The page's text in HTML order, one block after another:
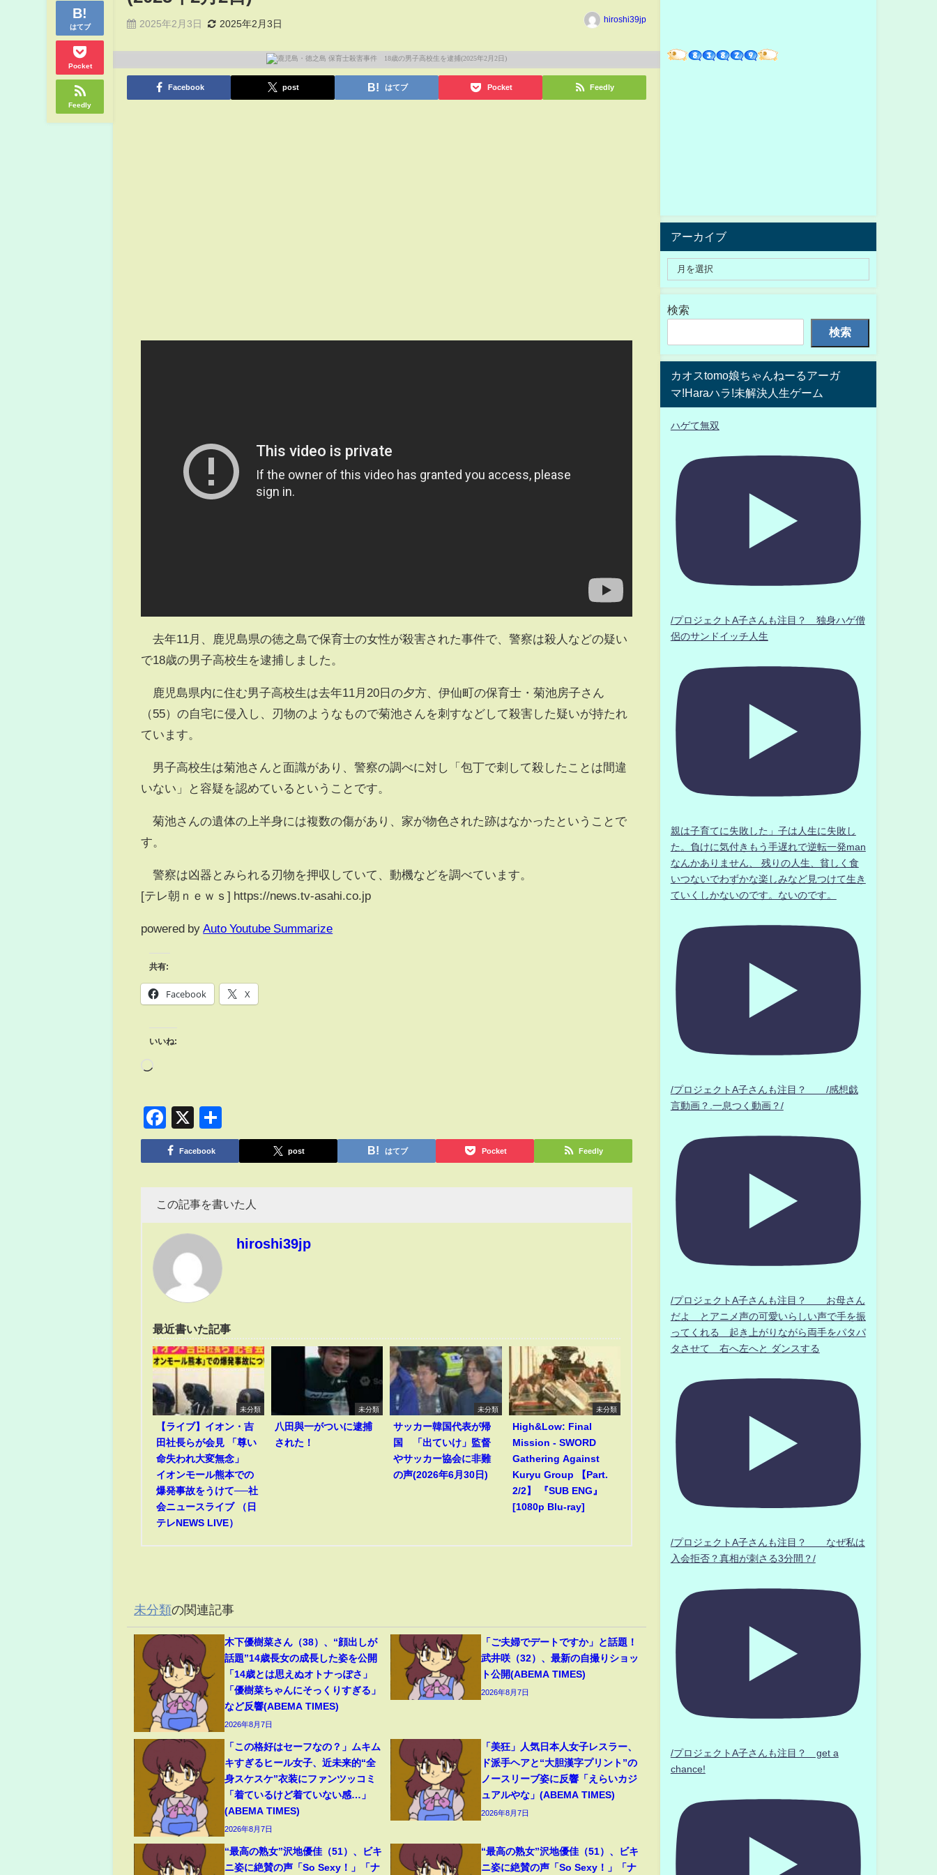
はてブ
Pocket
Feedly
2025年2月3日 2025年2月3日 hiroshi39jp
Facebook post はてブ Pocket Feedly
去年11月、鹿児島県の徳之島で保育士の女性が殺害された事件で、警察は殺人などの疑い
で18歳の男子高校生を逮捕しました。
鹿児島県内に住む男子高校生は去年11月20日の夕方、伊仙町の保育士・菊池房子さん
（55）の自宅に侵入し、刃物のようなもので菊池さんを刺すなどして殺害した疑いが持たれ
ています。
男子高校生は菊池さんと面識があり、警察の調べに対し「包丁で刺して殺したことは間違
いない」と容疑を認めているということです。
菊池さんの遺体の上半身には複数の傷があり、家が物色された跡はなかったということで
す。
警察は凶器とみられる刃物を押収していて、動機などを調べています。
[テレ朝ｎｅｗｓ] https://news.tv-asahi.co.jp
powered by Auto Youtube Summarize
共有:
Facebook X
いいね:
Facebook
X
有
Facebook post はてブ Pocket Feedly
この記事を書いた人
hiroshi39jp
最近書いた記事
未分類
【ライブ】イオン・吉
田社長らが会見 「尊い
命失われ大変無念」
イオンモール熊本での
爆発事故をうけて──社
会ニュースライブ （日
テレNEWS LIVE）
未分類
八田與一がついに逮捕
された！
未分類
サッカー韓国代表が帰
国 「出ていけ」監督
やサッカー協会に非難
の声(2026年6月30日)
未分類
High&Low: Final
Mission - SWORD
Gathering Against
Kuryu Group 【Part.
2/2】 『SUB ENG』
[1080p Blu-ray]
未分類の関連記事
木下優樹菜さん（38）、“顔出しが
話題”14歳長女の成長した姿を公開
「14歳とは思えぬオトナっぽさ」
「優樹菜ちゃんにそっくりすぎる」
など反響(ABEMA TIMES)
2026年8月7日
「ご夫婦でデートですか」と話題！
武井咲（32）、最新の自撮りショッ
ト公開(ABEMA TIMES)
2026年8月7日
「この格好はセーフなの？」ムキム
キすぎるヒール女子、近未来的“全
身スケスケ”衣装にファンツッコミ
「着ているけど着ていない感…」
(ABEMA TIMES)
2026年8月7日
「美狂」人気日本人女子レスラー、
ド派手ヘアと“大胆漢字プリント”の
ノースリーブ姿に反響「えらいカジ
ュアルやな」(ABEMA TIMES)
2026年8月7日
“最高の熟女”沢地優佳（51）、ビキ
ニ姿に絶賛の声「So Sexy！」「ナ
“最高の熟女”沢地優佳（51）、ビキ
ニ姿に絶賛の声「So Sexy！」「ナ
アーカイブ
検索
検索
カオスtomo娘ちゃんねーるアーガ
マ!Haraハラ!未解決人生ゲーム
ハゲて無双
/プロジェクトA子さんも注目？ 独身ハゲ僧
侶のサンドイッチ人生
親は子育てに失敗した」子は人生に失敗し
た。負けに気付きもう手遅れで逆転一発man
なんかありません、 残りの人生、貧しく食
いつないでわずかな楽しみなど見つけて生き
ていくしかないのです。ないのです。
/プロジェクトA子さんも注目？ /感想戯
言動画？.一息つく動画？/
/プロジェクトA子さんも注目？ お母さん
だよ とアニメ声の可愛いらしい声で手を振
ってくれる 起き上がりながら両手をパタパ
タさせて 右へ左へと ダンスする
/プロジェクトA子さんも注目？ なぜ私は
入会拒否？真相が刺さる3分間？/
/プロジェクトA子さんも注目？ get a
chance!